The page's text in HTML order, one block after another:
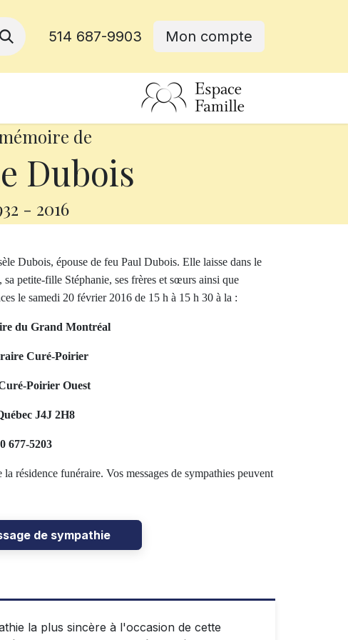
514 687-9903 Mon compte
de
Dubois
- 2016
Dubois, épouse de feu Paul Dubois. Elle laisse dans le
petite-fille Stéphanie, ses frères et sœurs ainsi que
le samedi 20 février 2016 de 15 h à 15 h 30 à la :
du Grand Montréal
Curé-Poirier
Poirier Ouest
J4J 2H8
677-5203
résidence funéraire. Vos messages de sympathies peuvent
de sympathie
la plus sincère à l'occasion de cette